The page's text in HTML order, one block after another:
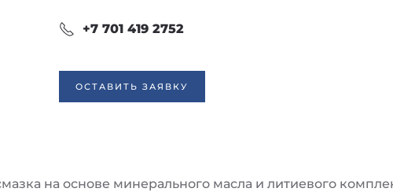
+7 701 419 2752
ОСТАВИТЬ ЗАЯВКУ
на основе минерального масла и литиевого